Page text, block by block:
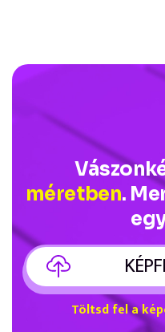
méretben.
Töltsd fel a